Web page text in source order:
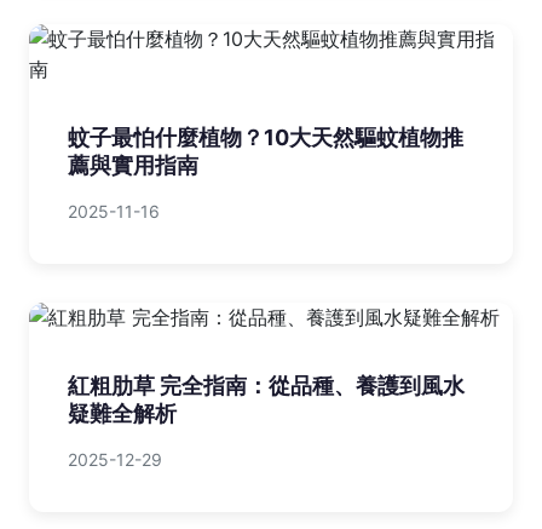
蚊子最怕什麼植物？10大天然驅蚊植物推
薦與實用指南
2025-11-16
紅粗肋草 完全指南：從品種、養護到風水
疑難全解析
2025-12-29